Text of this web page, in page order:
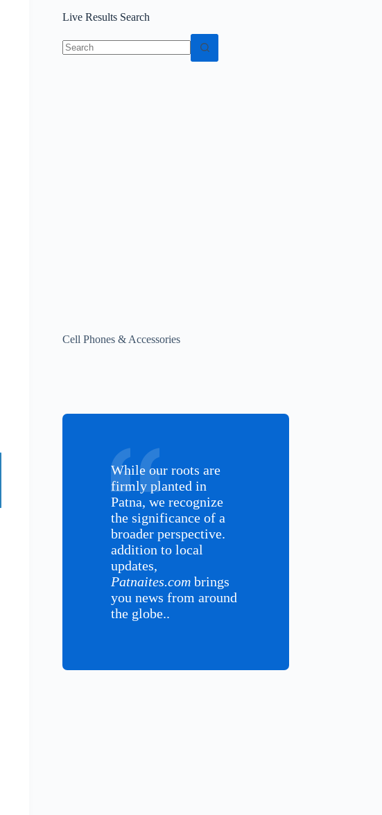
Live Results Search
Cell Phones & Accessories
While our roots are
firmly planted in
Patna, we recognize
the significance of a
broader perspective.
addition to local
updates,
Patnaites.com brings
you news from around
the globe..